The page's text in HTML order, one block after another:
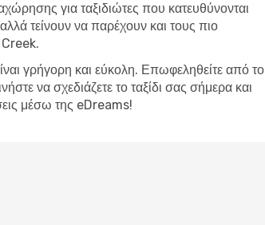
για ταξιδιώτες που κατευθύνονται
τείνουν να παρέχουν και τους πιο
Creek.
γρήγορη και εύκολη. Επωφεληθείτε από το
να σχεδιάζετε το ταξίδι σας σήμερα και
μέσω της eDreams!